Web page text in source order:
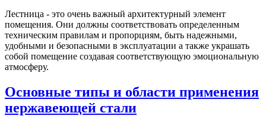
Лестница - это очень важный архитектурный элемент
помещения. Они должны соответствовать определенным
техническим правилам и пропорциям, быть надежными,
удобными и безопасными в эксплуатации а также украшать
собой помещение создавая соответствующую эмоциональную
атмосферу.
Основные типы и области применения
нержавеющей стали